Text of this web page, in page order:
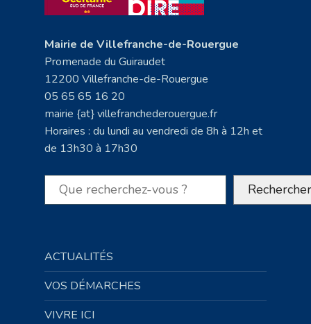
Mairie de Villefranche-de-Rouergue
Promenade du Guiraudet
12200 Villefranche-de-Rouergue
05 65 65 16 20
mairie {at} villefranchederouergue.fr
Horaires : du lundi au vendredi de 8h à 12h et
de 13h30 à 17h30
Rechercher Rechercher
ACTUALITÉS
VOS DÉMARCHES
VIVRE ICI